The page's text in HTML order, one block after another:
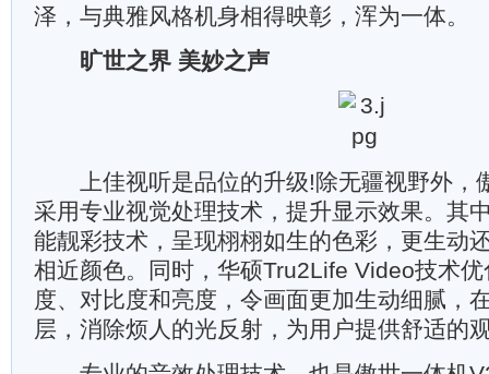
泽，与典雅风格机身相得映彰，浑为一体。
旷世之界 美妙之声
上佳视听是品位的升级!除无疆视野外，
采用专业视觉处理技术，提升显示效果。其
能靓彩技术，呈现栩栩如生的色彩，更生动
相近颜色。同时，华硕Tru2Life Video技术
度、对比度和亮度，令画面更加生动细腻，
层，消除烦人的光反射，为用户提供舒适的